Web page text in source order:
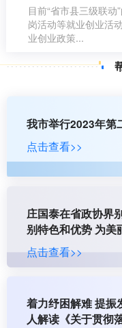
目前“省市县三级联
岗活动等就业创业活
业创业政策...
我市举行2023年第
点击查看>>
庄国泰在省政协界
别特色和优势 为美
点击查看>>
着力纾困解难 提
人解读《关于贯彻